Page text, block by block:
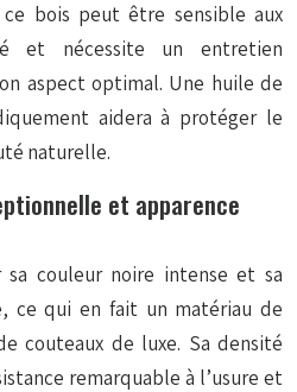
bois peut être sensible aux
et nécessite un entretien
aspect optimal. Une huile de
aidera à protéger le
naturelle.
et apparence
sa couleur noire intense et sa
ce qui en fait un matériau de
couteaux de luxe. Sa densité
remarquable à l’usure et